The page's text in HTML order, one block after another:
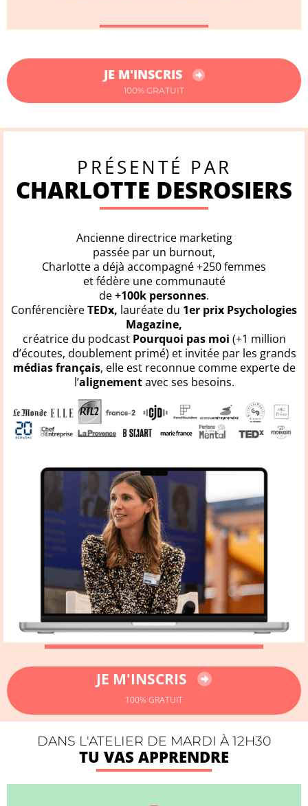
JE M'INSCRIS
100% GRATUIT
PRÉSENTÉ PAR
CHARLOTTE DESROSIERS
Ancienne directrice marketing
passée par un burnout,
Charlotte a déjà accompagné +250 femmes
et fédère une communauté
de+100k personnes.
ConférencièreTEDx, lauréate du 1er prix Psychologies
Magazine,
créatrice du podcast Pourquoi pas moi (+1 million
d’écoutes, doublement primé) et invitée par les grands
médias français, elle est reconnue comme experte de
l’alignementavec ses besoins.
JE M'INSCRIS
100% GRATUIT
DANS L'ATELIER DE MARDI À 12H30
TU VAS APPRENDRE